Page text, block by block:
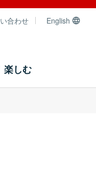
合わせ English
楽しむ